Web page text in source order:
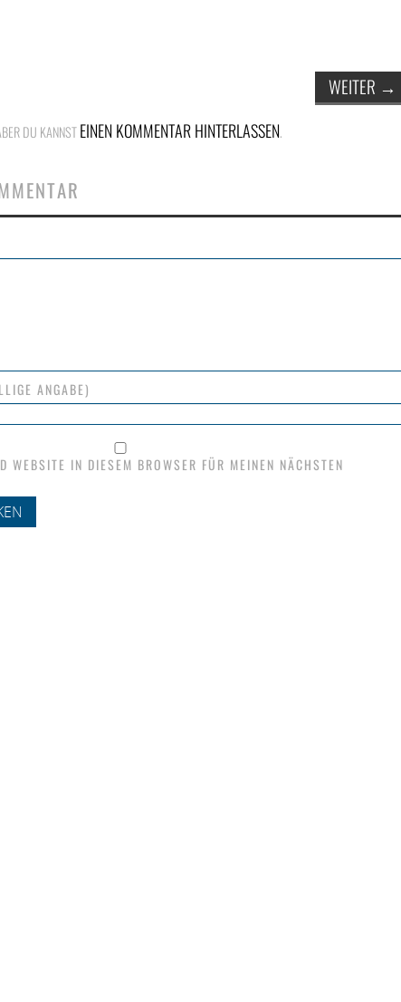
WEITER →
DU KANNSTEINEN KOMMENTAR HINTERLASSEN.
ANGABE)
WEBSITE IN DIESEM BROWSER FÜR MEINEN NÄCHSTEN